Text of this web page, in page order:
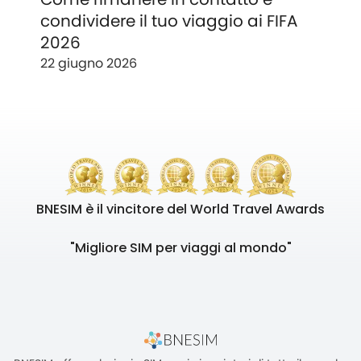
condividere il tuo viaggio ai FIFA
2026
22 giugno 2026
BNESIM è il vincitore del World Travel Awards
"Migliore SIM per viaggi al mondo"